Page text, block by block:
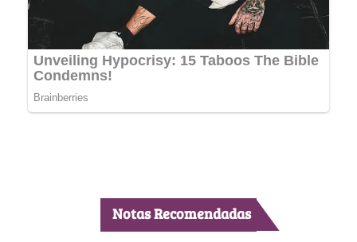
Notas Recomendadas